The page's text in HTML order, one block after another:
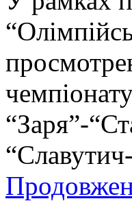
“Заря”-